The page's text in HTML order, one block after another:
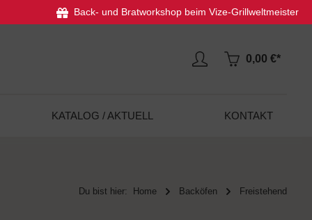
Back- und Bratworkshop beim Vize-Grillweltmeister
0,00 €*
KATALOG / AKTUELL KONTAKT
Du bist hier: Home Backöfen Freistehend